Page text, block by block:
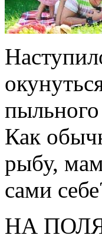
Как
рыбу,
сами
НА